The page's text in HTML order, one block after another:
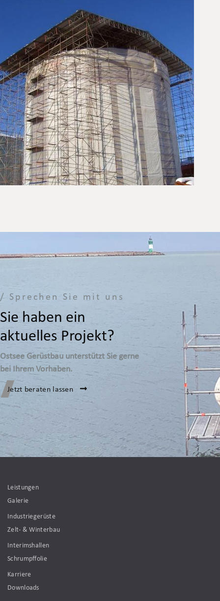
/ Sprechen Sie mit uns
Sie haben ein
aktuelles Projekt?
Ostsee Gerüstbau unterstützt Sie gerne
bei Ihrem Vorhaben.
Jetzt beraten lassen
Leistungen
Galerie
Industriegerüste
Zelt- & Winterbau
Interimshallen
Schrumpffolie
Karriere
Downloads